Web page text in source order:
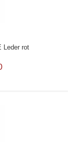
Leder rot